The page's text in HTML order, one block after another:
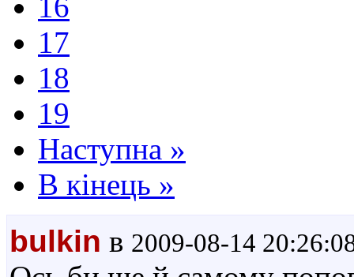
17
18
19
Наступна »
В кінець »
bulkin в 2009-08-14